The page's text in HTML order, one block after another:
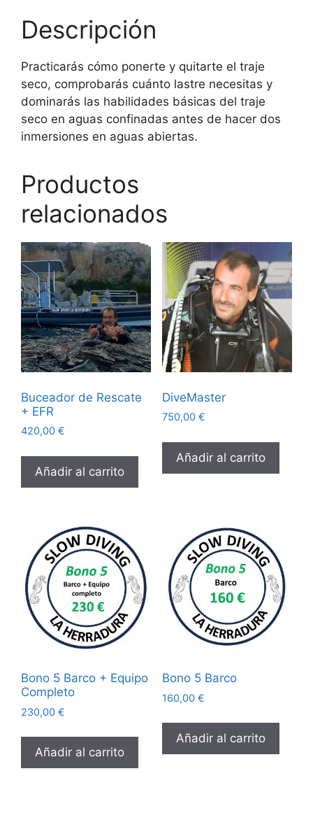
Descripción
Practicarás cómo ponerte y quitarte el traje
seco, comprobarás cuánto lastre necesitas y
dominarás las habilidades básicas del traje
seco en aguas confinadas antes de hacer dos
inmersiones en aguas abiertas.
Productos
relacionados
Buceador de Rescate
+ EFR
420,00 €
Añadir al carrito
DiveMaster
750,00 €
Añadir al carrito
Bono 5 Barco + Equipo
Completo
230,00 €
Añadir al carrito
Bono 5 Barco
160,00 €
Añadir al carrito